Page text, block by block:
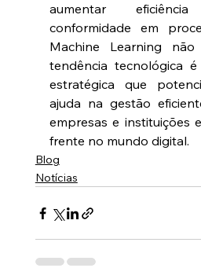
aumentar
conformidade em
Machine Learning
tendência tecnológica
estratégica que
ajuda na gestão
empresas e instituições
frente no mundo digital.
Blog
Notícias